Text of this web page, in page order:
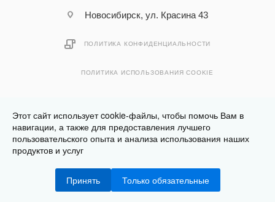
Новосибирск, ул. Красина 43
ПОЛИТИКА КОНФИДЕНЦИАЛЬНОСТИ
ПОЛИТИКА ИСПОЛЬЗОВАНИЯ COOKIE
Разработано вКлюква.Студия
2026 © Финист - интернет-магазин мебели
Этот сайт использует cookie-файлы, чтобы помочь Вам в
навигации, а также для предоставления лучшего
пользовательского опыта и анализа использования наших
продуктов и услуг
Принять Только обязательные